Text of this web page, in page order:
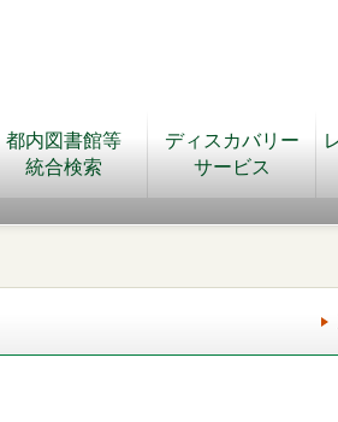
都内図書館等
統合検索
ディスカバリー
サービス